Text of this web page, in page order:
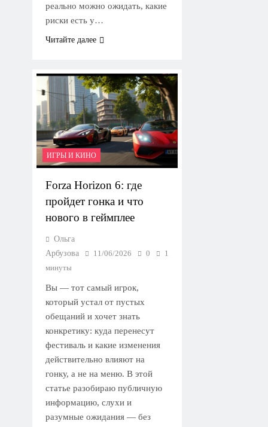
реально можно ожидать, какие
риски есть у…
Читайте далее
ИГРЫ И КИНО
Forza Horizon 6: где
пройдет гонка и что
нового в геймплее
Ольга
Арбузова
11/06/2026 0
1
минуты
Вы — тот самый игрок,
который устал от пустых
обещаний и хочет знать
конкретику: куда перенесут
фестиваль и какие изменения
действительно влияют на
гонку, а не на меню. В этой
статье разобираю публичную
информацию, слухи и
разумные ожидания — без